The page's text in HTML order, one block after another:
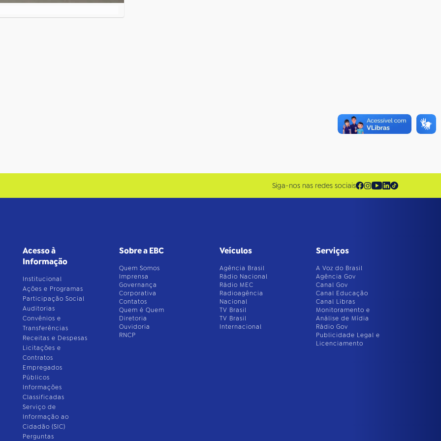
Siga-nos nas redes sociais
Acesso à
Informação
Institucional
Ações e Programas
Participação Social
Auditorias
Convênios e
Transferências
Receitas e Despesas
Licitações e
Contratos
Empregados
Públicos
Informações
Classificadas
Serviço de
Informação ao
Cidadão (SIC)
Perguntas
Sobre a EBC
Quem Somos
Imprensa
Governança
Corporativa
Contatos
Quem é Quem
Diretoria
Ouvidoria
RNCP
Veículos
Agência Brasil
Rádio Nacional
Rádio MEC
Radioagência
Nacional
TV Brasil
TV Brasil
Internacional
Serviços
A Voz do Brasil
Agência Gov
Canal Gov
Canal Educação
Canal Libras
Monitoramento e
Análise de Mídia
Rádio Gov
Publicidade Legal e
Licenciamento